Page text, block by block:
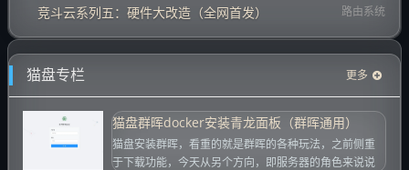
路由系统
竞斗云系列五：硬件大改造（全网首发）
猫盘专栏 更多
猫盘群晖docker安装青龙面板（群晖通用）
猫盘安装群晖，看重的就是群晖的各种玩法，之前侧重
于下载功能，今天从另个方向，即服务器的角色来说说